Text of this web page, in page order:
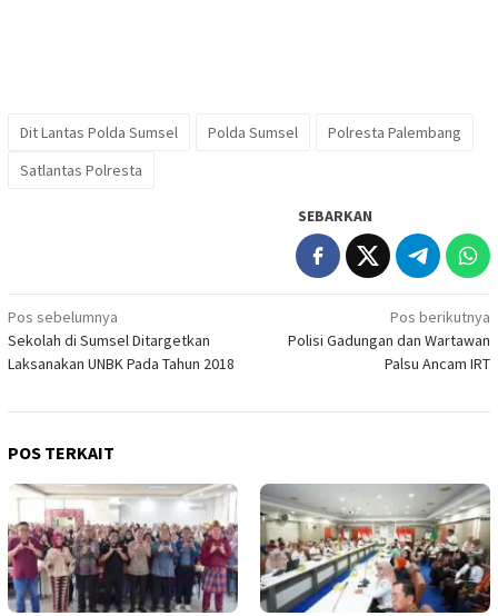
Dit Lantas Polda Sumsel Polda Sumsel
Polresta Palembang
Satlantas Polresta
SEBARKAN
Navigasi
pos
Pos sebelumnya
Sekolah di Sumsel Ditargetkan
Laksanakan UNBK Pada Tahun 2018
Pos berikutnya
Polisi Gadungan dan Wartawan
Palsu Ancam IRT
POS TERKAIT